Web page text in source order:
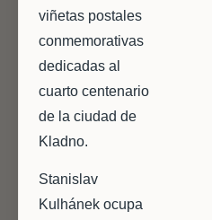
viñetas postales
conmemorativas
dedicadas al
cuarto centenario
de la ciudad de
Kladno.
Stanislav
Kulhánek ocupa